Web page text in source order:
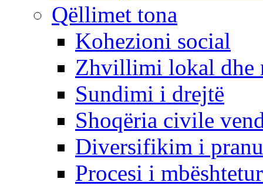
Qëllimet tona
Kohezioni social
Zhvillimi lokal dhe
Sundimi i drejtë
Shoqëria civile
Diversifikim i
Procesi i